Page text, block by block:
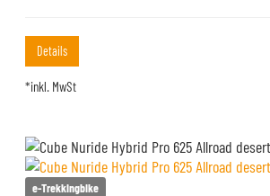
Details
*inkl. MwSt
e-Trekkingbike